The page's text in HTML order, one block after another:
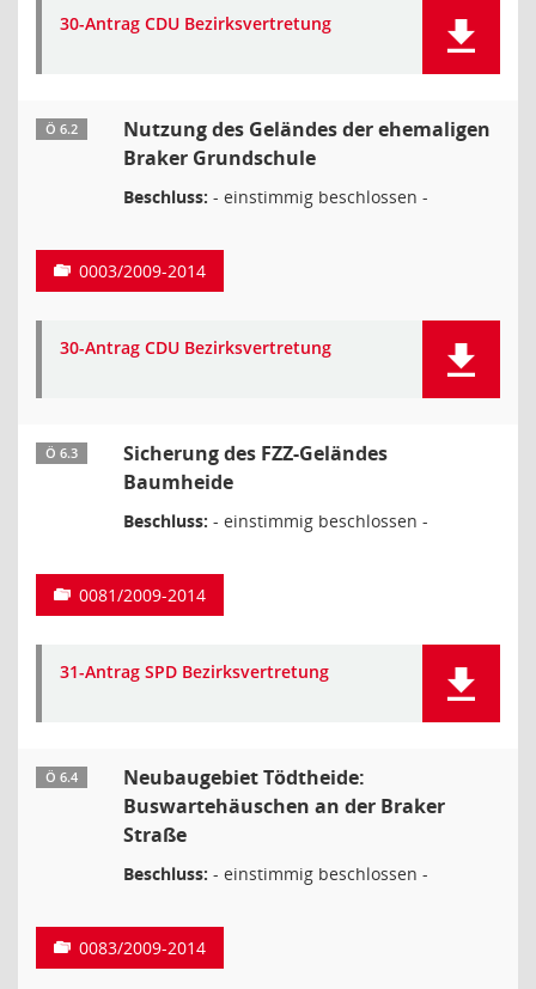
30-Antrag CDU Bezirksvertretung
Ö 6.2
Nutzung des Geländes der ehemaligen
Braker Grundschule
Beschluss: - einstimmig beschlossen -
0003/2009-2014
30-Antrag CDU Bezirksvertretung
Ö 6.3
Sicherung des FZZ-Geländes
Baumheide
Beschluss: - einstimmig beschlossen -
0081/2009-2014
31-Antrag SPD Bezirksvertretung
Ö 6.4
Neubaugebiet Tödtheide:
Buswartehäuschen an der Braker
Straße
Beschluss: - einstimmig beschlossen -
0083/2009-2014